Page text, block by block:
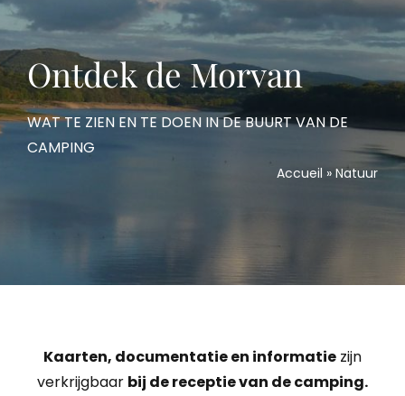
Onze diensten
Activiteiten
Ontdek Bourgondië
Ontdek de Morvan
WAT TE ZIEN EN TE DOEN IN DE BUURT VAN DE
CAMPING
Accueil »Natuur
Kaarten, documentatie en informatie zijn
verkrijgbaar bij de receptie van de camping.